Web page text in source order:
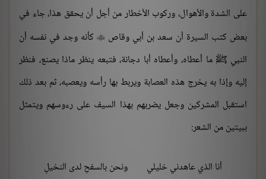
على الشدة والأهوال، وركوب الأخطار من أجل أن يحقق هذا، جاء في
بعض كتب السيرة أن سعد بن أبي وقاص  كأنه وجد في نفسه أن
النبي ﷺ ما أعطاه، وأعطاه أبا دجانة، فتبعه ينظر ماذا يصنع، فنظر
إليه وإذا به يخرج هذه العصابة ويربط بها رأسه ويعصبه، ثم بعد ذلك
استقبل المشركين وجعل يضربهم بهذا السيف على رءوسهم ويتمثل
ببيتين من الشعر:
أنا الذي عاهدني خليلي ونحن بالسفحِ لدى النخيلِ